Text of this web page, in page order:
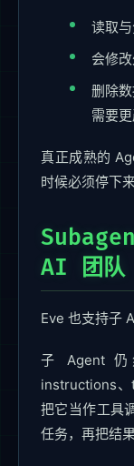
读取与
会修改
删除
需要更
真正成熟的
时候必须停下来
AI 团队
Eve 也支持子
子 Agent
instructions
把它当作工具
任务，再把结